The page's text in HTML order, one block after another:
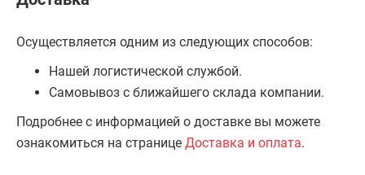
Осуществляется одним из следующих способов:
Нашей логистической службой.
Самовывоз с ближайшего склада компании.
Подробнее с информацией о доставке вы можете
ознакомиться на странице Доставка и оплата.